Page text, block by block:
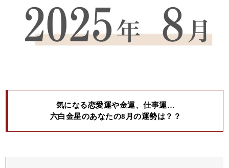
気になる恋愛運や金運、仕事運…
六白金星のあなたの8月の運勢は？？